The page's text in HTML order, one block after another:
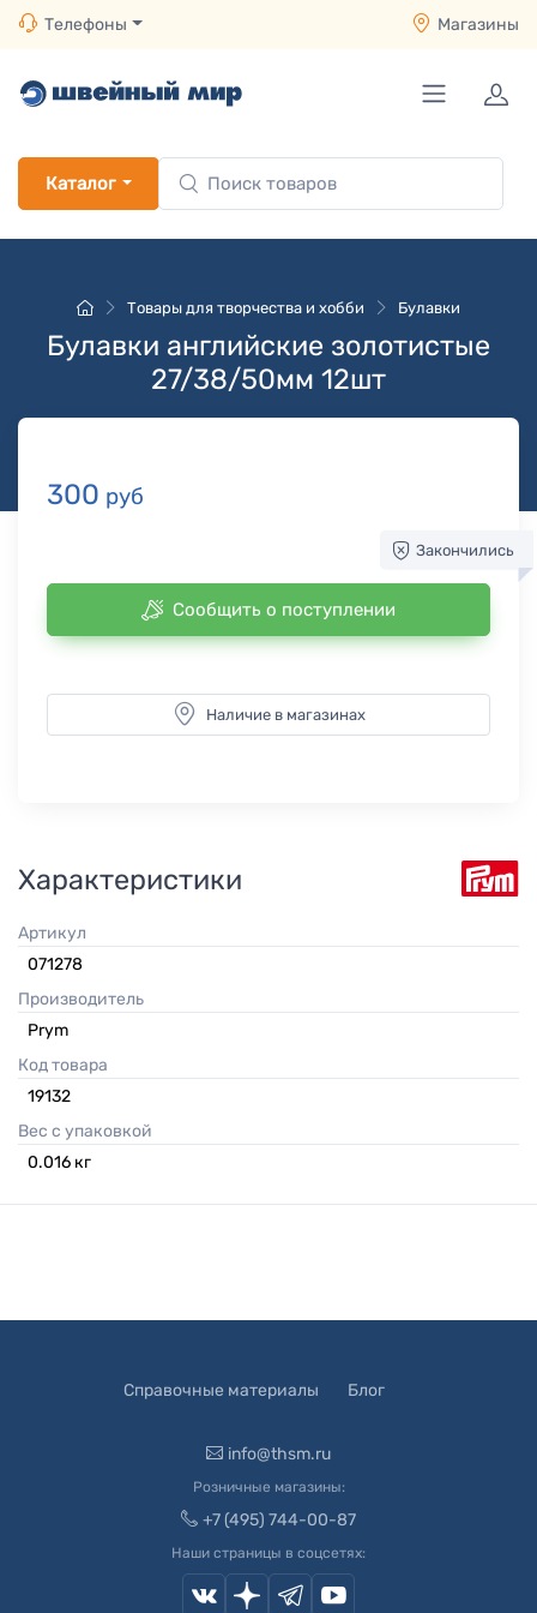
Телефоны Магазины
Каталог
Товары для творчества и хобби Булавки
Булавки английские золотистые
27/38/50мм 12шт
300 руб
Закончились
Сообщить о поступлении
Наличие в магазинах
Характеристики
Артикул
071278
Производитель
Prym
Код товара
19132
Вес с упаковкой
0.016 кг
Справочные материалы Блог
info@thsm.ru
Розничные магазины:
+7 (495) 744-00-87
Наши страницы в соцсетях: